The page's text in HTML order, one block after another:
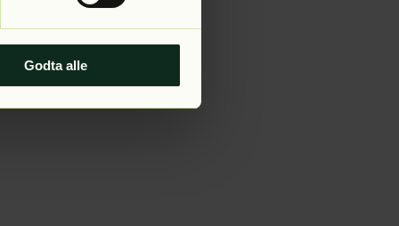
Godta alle